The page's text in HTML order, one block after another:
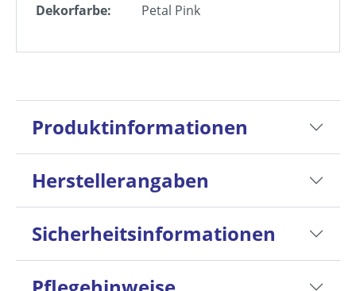
Dekorfarbe:
Petal Pink
Produktinformationen
Herstellerangaben
Sicherheitsinformationen